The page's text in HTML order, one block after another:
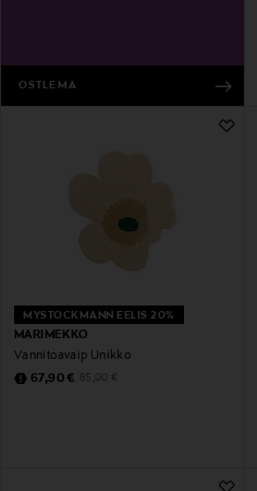
OSTLEMA
MYSTOCKMANN EELIS 20%
MARIMEKKO
Vannitoavaip Unikko
Discounted Price
67,90 € Original Price
85,00 €